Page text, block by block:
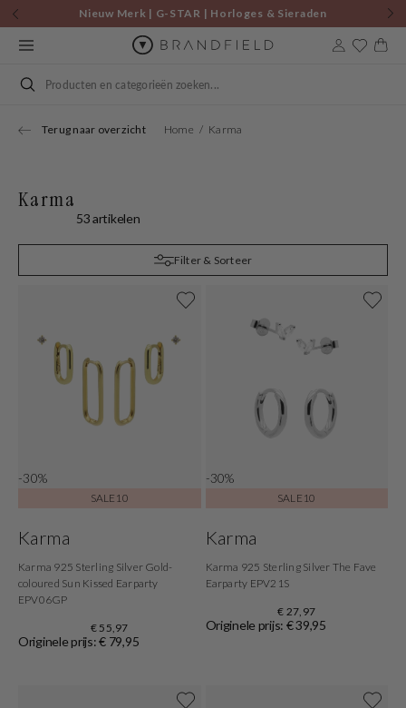
Skip to
content
Nieuw Merk | G-STAR | Horloges & Sieraden
Cart
Search
Terug naar overzicht Home Karma
Karma
53 artikelen
Filter & Sorteer
-30%
SALE10
Karma
Karma 925 Sterling Silver Gold-
coloured Sun Kissed Earparty
EPV06GP
€ 55,97
Originele prijs: € 79,95
-30%
SALE10
Karma
Karma 925 Sterling Silver The Fave
Earparty EPV21S
€ 27,97
Originele prijs: € 39,95